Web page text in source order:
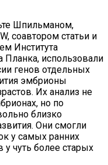
Шпильманом,
соавтором статьи и
Института
Планка, использовали
генов отдельных
эмбрионы
Их анализ не
но по
близко
Они смогли
у самых ранних
чуть более старых